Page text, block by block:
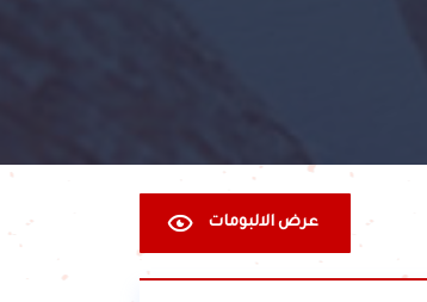
عرض الالبومات